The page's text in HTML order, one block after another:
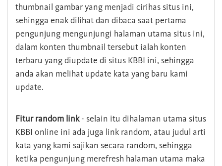
thumbnail gambar yang menjadi cirihas situs ini,
sehingga enak dilihat dan dibaca saat pertama
pengunjung mengunjungi halaman utama situs ini,
dalam konten thumbnail tersebut ialah konten
terbaru yang diupdate di situs KBBI ini, sehingga
anda akan melihat update kata yang baru kami
update.
Fitur random link- selain itu dihalaman utama situs
KBBI online ini ada juga link random, atau judul arti
kata yang kami sajikan secara random, sehingga
ketika pengunjung merefresh halaman utama maka